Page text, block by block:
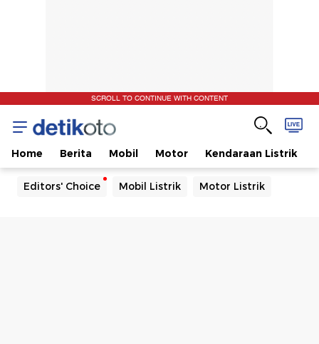
SCROLL TO CONTINUE WITH CONTENT
Home Berita Mobil Motor Kendaraan Listrik
Editors' Choice Mobil Listrik Motor Listrik